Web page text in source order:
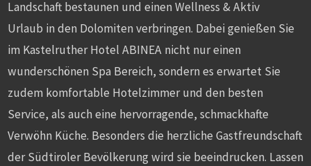
Landschaft bestaunen und einen Wellness & Aktiv
Urlaub in den Dolomiten verbringen. Dabei genießen Sie
im Kastelruther Hotel ABINEA nicht nur einen
wunderschönen Spa Bereich, sondern es erwartet Sie
zudem komfortable Hotelzimmer und den besten
Service, als auch eine hervorragende, schmackhafte
Verwöhn Küche. Besonders die herzliche Gastfreundschaft
der Südtiroler Bevölkerung wird sie beeindrucken. Lassen